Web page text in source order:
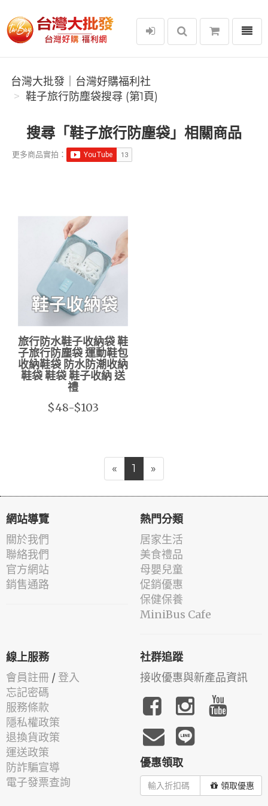
台灣大批發｜台灣好購福利社
選單
台灣大批發｜台灣好購福利社
鞋子旅行防塵袋搜尋 (第1頁)
搜尋「鞋子旅行防塵袋」相關商品
更多商品實拍：
旅行防水鞋子收納袋 鞋
子旅行防塵袋 運動鞋包
收納鞋袋 防水防潮收納
鞋袋 鞋袋 鞋子收納 送
禮
$48-$103
« 1 »
網站導覽
關於我們
聯絡我們
官方網站
銷售通路
熱門分類
居家生活
美食禮品
母嬰兒童
促銷優惠
保健保養
MiniBus Cafe
線上服務
會員註冊 / 登入
忘記密碼
服務條款
隱私權政策
退換貨政策
運送政策
防詐騙宣導
電子發票查詢
社群追蹤
接收優惠與新產品資訊
優惠領取
領取優惠